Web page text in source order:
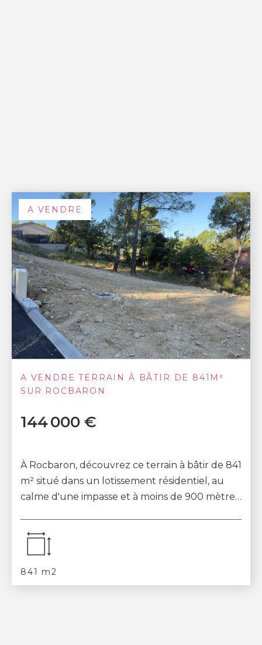
A VENDRE
A VENDRE TERRAIN À BÂTIR DE 841M²
SUR ROCBARON
144 000 €
À Rocbaron, découvrez ce terrain à bâtir de 841
m² situé dans un lotissement résidentiel, au
calme d'une impasse et à moins de 900 mètres
841 m2